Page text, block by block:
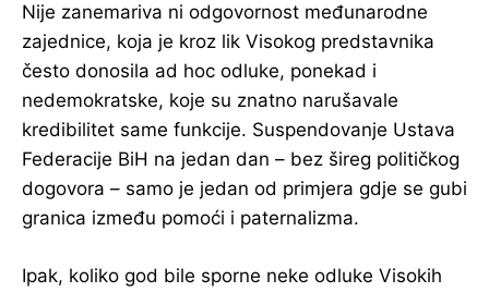
Nije zanemariva ni odgovornost međunarodne
zajednice, koja je kroz lik Visokog predstavnika
često donosila ad hoc odluke, ponekad i
nedemokratske, koje su znatno narušavale
kredibilitet same funkcije. Suspendovanje Ustava
Federacije BiH na jedan dan – bez šireg političkog
dogovora – samo je jedan od primjera gdje se gubi
granica između pomoći i paternalizma.
Ipak, koliko god bile sporne neke odluke Visokih